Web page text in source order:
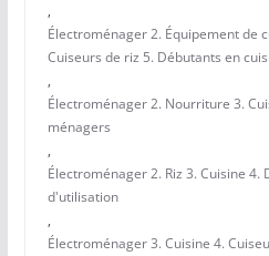
,
Électroménager 2. Équipement de
Cuiseurs de riz 5. Débutants en
,
Électroménager 2. Nourriture 3.
ménagers
,
Électroménager 2. Riz 3. Cuisine 4.
d'utilisation
,
Électroménager 3. Cuisine 4.